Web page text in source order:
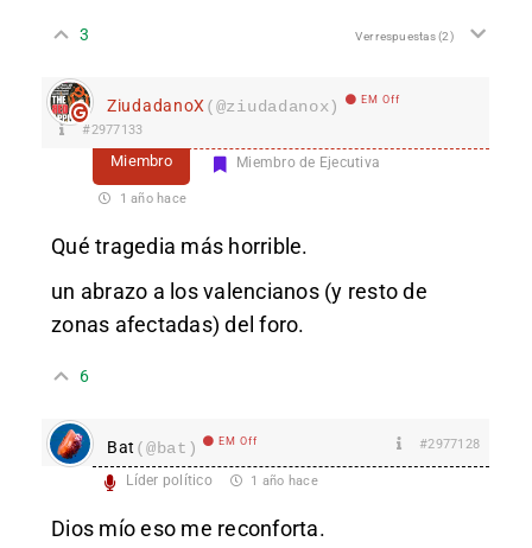
3 Ver respuestas(2)
ZiudadanoX (@ziudadanox) EM Off
#2977133
Miembro Miembro de Ejecutiva
1 año hace
Qué tragedia más horrible.
un abrazo a los valencianos (y resto de
zonas afectadas) del foro.
6
Bat (@bat) EM Off #2977128
Líder político 1 año hace
Dios mío eso me reconforta.